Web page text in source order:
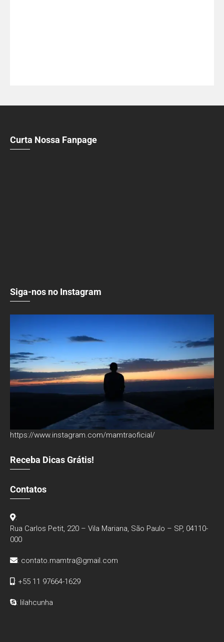
Curta Nossa Fanpage
Siga-nos no Instagram
https://www.instagram.com/mamtraoficial/
Receba Dicas Grátis!
Contatos
:
Rua Carlos Petit, 220 – Vila Mariana, São Paulo – SP, 04110-
000
: contato.mamtra@gmail.com
: +55 11 97664-1629
: lilahcunha